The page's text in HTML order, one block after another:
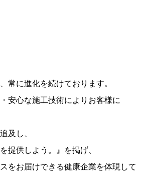
常に進化を続けております。
安心な施工技術によりお客様に
及し、
提供しよう。』を掲げ、
をお届けできる健康企業を体現して